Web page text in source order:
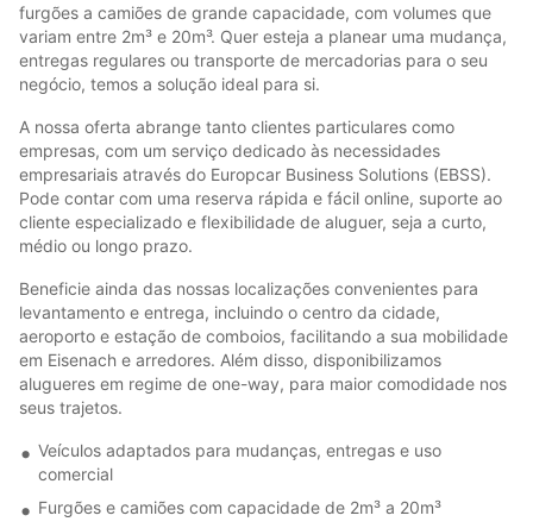
furgões a camiões de grande capacidade, com volumes que
variam entre 2m³ e 20m³. Quer esteja a planear uma mudança,
entregas regulares ou transporte de mercadorias para o seu
negócio, temos a solução ideal para si.
A nossa oferta abrange tanto clientes particulares como
empresas, com um serviço dedicado às necessidades
empresariais através do Europcar Business Solutions (EBSS).
Pode contar com uma reserva rápida e fácil online, suporte ao
cliente especializado e flexibilidade de aluguer, seja a curto,
médio ou longo prazo.
Beneficie ainda das nossas localizações convenientes para
levantamento e entrega, incluindo o centro da cidade,
aeroporto e estação de comboios, facilitando a sua mobilidade
em Eisenach e arredores. Além disso, disponibilizamos
alugueres em regime de one-way, para maior comodidade nos
seus trajetos.
Veículos adaptados para mudanças, entregas e uso
comercial
Furgões e camiões com capacidade de 2m³ a 20m³